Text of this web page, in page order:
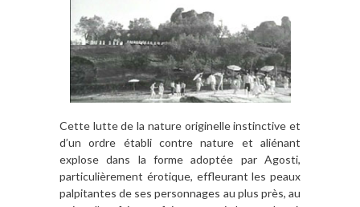
Cette lutte de la nature originelle instinctive et
d’un ordre établi contre nature et aliénant
explose dans la forme adoptée par Agosti,
particulièrement érotique, effleurant les peaux
palpitantes de ses personnages au plus près, au